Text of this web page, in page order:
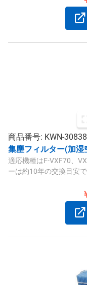
商品番号: KWN-
集塵フィルター(加
適応機種はF-VXF70、
ーは約10年の交換目安